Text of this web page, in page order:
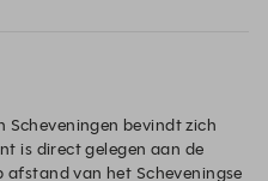
Scheveningen bevindt zich
is direct gelegen aan de
van het Scheveningse